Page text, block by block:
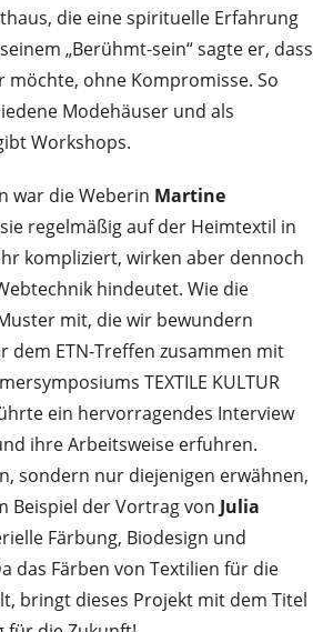
die eine spirituelle Erfahrung
„Berühmt-sein“ sagte er, dass
möchte, ohne Kompromisse. So
Modehäuser und als
Workshops.
war die Weberin Martine
regelmäßig auf der Heimtextil in
kompliziert, wirken aber dennoch
hindeutet. Wie die
mit, die wir bewundern
dem ETN-Treffen zusammen mit
TEXTILE KULTUR
ein hervorragendes Interview
ihre Arbeitsweise erfuhren.
sondern nur diejenigen erwähnen,
Beispiel der Vortrag von Julia
Färbung, Biodesign und
das Färben von Textilien für die
bringt dieses Projekt mit dem Titel